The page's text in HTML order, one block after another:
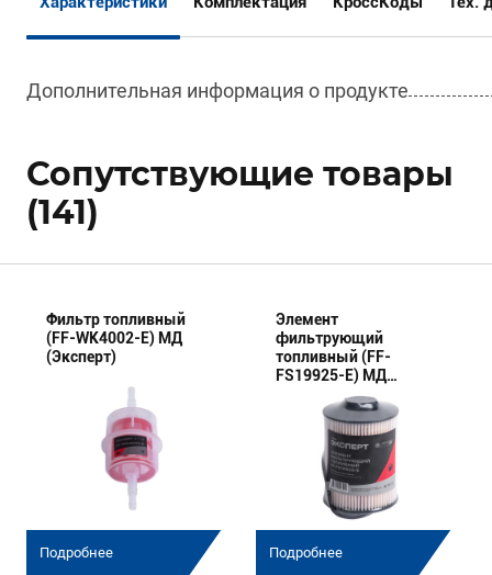
Дополнительная информация о продукте
Сопутствующие товары
(141)
Фильтр топливный
(FF-WK4002-E) МД
(Эксперт)
Подробнее
Элемент
фильтрующий
топливный (FF-
FS19925-E) МД
(Эксперт)
Подробнее